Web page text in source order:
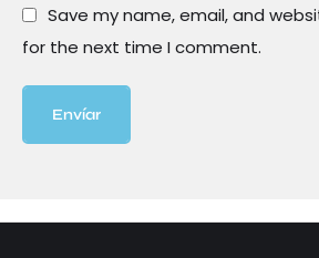
Save my name, email, and
for the next time I comment.
Envíar